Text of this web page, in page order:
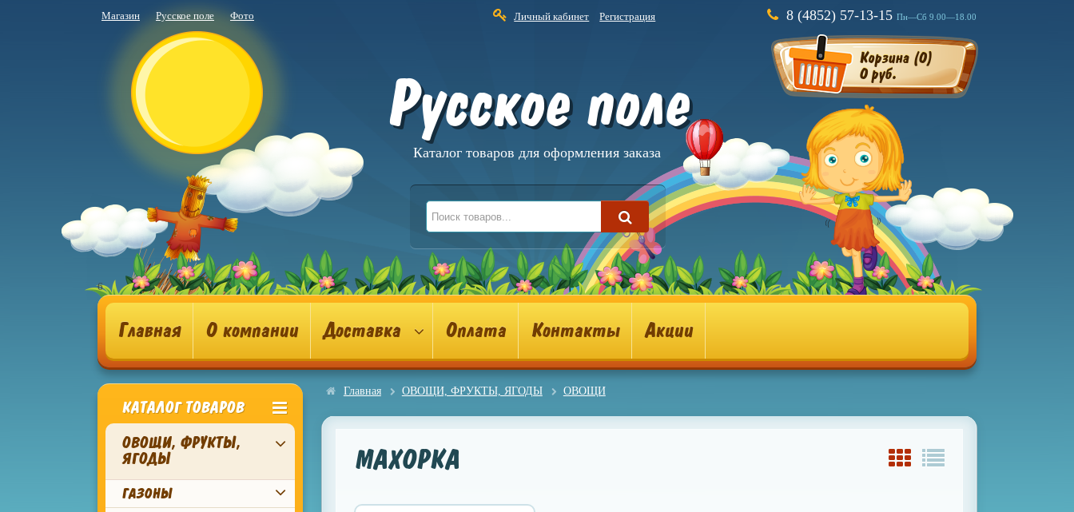
Магазин Русское поле Фото Личный кабинет Регистрация 8 (4852) 57-13-15 Пн—Сб 9.00—18.00
Русское поле
Каталог товаров для оформления заказа
Корзина (0)
0 руб.
6
Главная О компании Доставка Оплата Контакты Акции
КАТАЛОГ ТОВАРОВ
ОВОЩИ, ФРУКТЫ,
ЯГОДЫ
ГАЗОНЫ
Главная ОВОЩИ, ФРУКТЫ, ЯГОДЫ ОВОЩИ
МАХОРКА